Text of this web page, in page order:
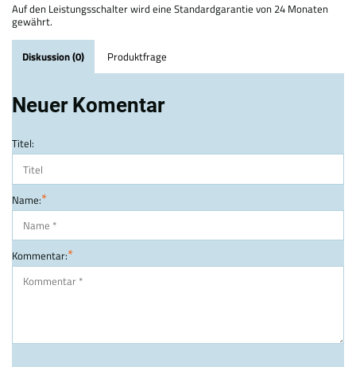
Auf den Leistungsschalter wird eine Standardgarantie von 24 Monaten
gewährt.
Diskussion (0) Produktfrage
Neuer Komentar
Titel:
Name:*
Kommentar:*